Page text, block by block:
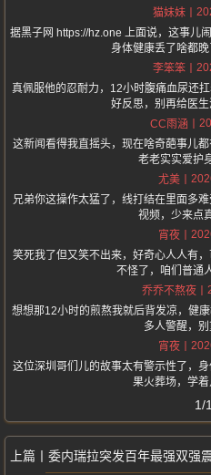
猫妹妹
据黑子网 https://hz.one 上面说，这事儿
身体健康丢了啥都晚
李笨笨
真佩服他的忍耐力，12小时腹痛血尿还
好反思，别再给医生
CC雨涵
这新闻看得我直摇头，现在啥奇葩事儿
老老实实爱护
尤美
兄弟你这操作太猛了，线打结在里面多
视频，少来点
宵夜
笑死我了但又笑不出来，好奇心人人有
不怪了，咱们普通
乔乔不熬夜
想想那12小时的煎熬我就后背发凉，健
多人警醒，别
宵夜
这位深圳哥们儿的故事太有警示性了，
果火葬场，学着
1/1
委内瑞拉突发百年最强双强震-